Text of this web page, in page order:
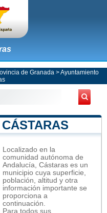
de Granada >Ayuntamiento
Localizado en la
comunidad autónoma de
Andalucía, Cástaras es un
municipio cuya superficie,
población, altitud y otra
información importante se
proporciona a
continuación.
Para todos sus